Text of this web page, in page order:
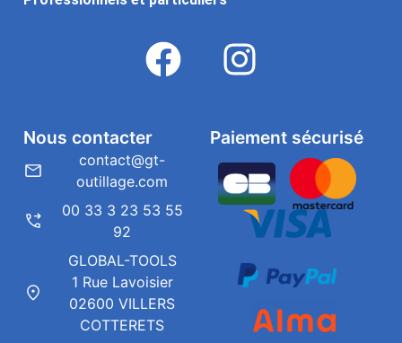
Paiement sécurisé
Nous contacter
contact@gt-
outillage.com
00 33 3 23 53 55
92
GLOBAL-TOOLS
1 Rue Lavoisier
02600 VILLERS
COTTERETS